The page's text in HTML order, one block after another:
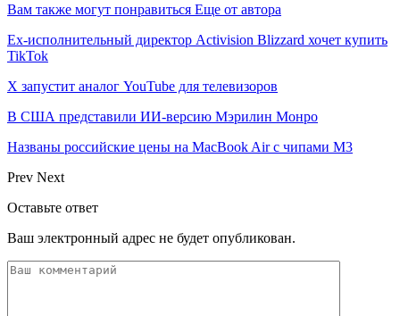
Вам также могут понравиться Еще от автора
Ex-исполнительный директор Activision Blizzard хочет купить
TikTok
X запустит аналог YouTube для телевизоров
В США представили ИИ-версию Мэрилин Монро
Названы российские цены на MacBook Air с чипами M3
Prev Next
Оставьте ответ
Ваш электронный адрес не будет опубликован.